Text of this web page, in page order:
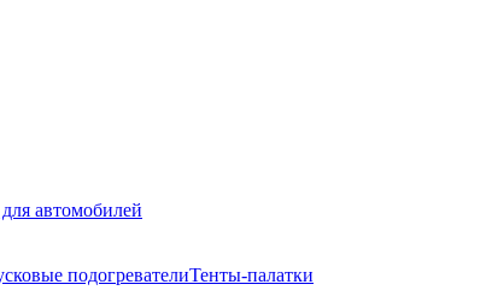
автомобилей
подогревателиТенты-палатки